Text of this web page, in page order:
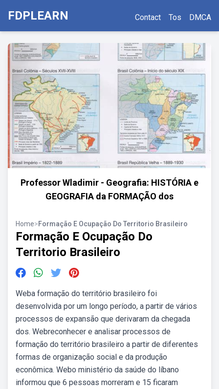
FDPLEARN Contact Tos DMCA
Professor Wladimir - Geografia: HISTÓRIA e
GEOGRAFIA da FORMAÇÃO dos
Home>Formação E Ocupação Do Territorio Brasileiro
Formação E Ocupação Do
Territorio Brasileiro
Weba formação do território brasileiro foi
desenvolvida por um longo período, a partir de vários
processos de expansão que derivaram da chegada
dos. Webreconhecer e analisar processos de
formação do território brasileiro a partir de diferentes
formas de organização social e da produção
econômica. Webo ministério da saúde do líbano
informou que 6 pessoas morreram e 15 ficaram